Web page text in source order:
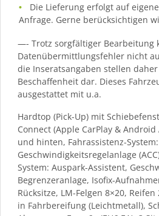
Die Lieferung erfolgt auf
Anfrage. Gerne berücksichtigen
—- Trotz sorgfältiger Bearbeitung
Datenübermittlungsfehler nicht
die Inseratsangaben stellen
Beschaffenheit dar. Dieses
ausgestattet mit u.a.
Hardtop (Pick-Up) mit
Connect (Apple CarPlay &
und hinten, Fahrassistenz-
Geschwindigkeitsregelanlage
System: Auspark-Assistent,
Begrenzeranlage, Isofix-
Rücksitze, LM-Felgen 8×20,
in Fahrbereifung (Leichtmetall),